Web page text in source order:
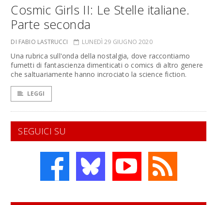
Cosmic Girls II: Le Stelle italiane.
Parte seconda
DI FABIO LASTRUCCI LUNEDÌ 29 GIUGNO 2020
Una rubrica sull'onda della nostalgia, dove raccontiamo
fumetti di fantascienza dimenticati o comics di altro genere
che saltuariamente hanno incrociato la science fiction.
LEGGI
SEGUICI SU